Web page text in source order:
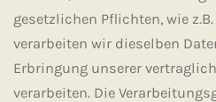
gesetzlichen Pflichten, wie
verarbeiten wir dieselben
Erbringung unserer
verarbeiten. Die